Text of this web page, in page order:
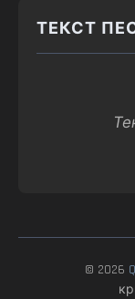
ТЕКСТ
© 2026